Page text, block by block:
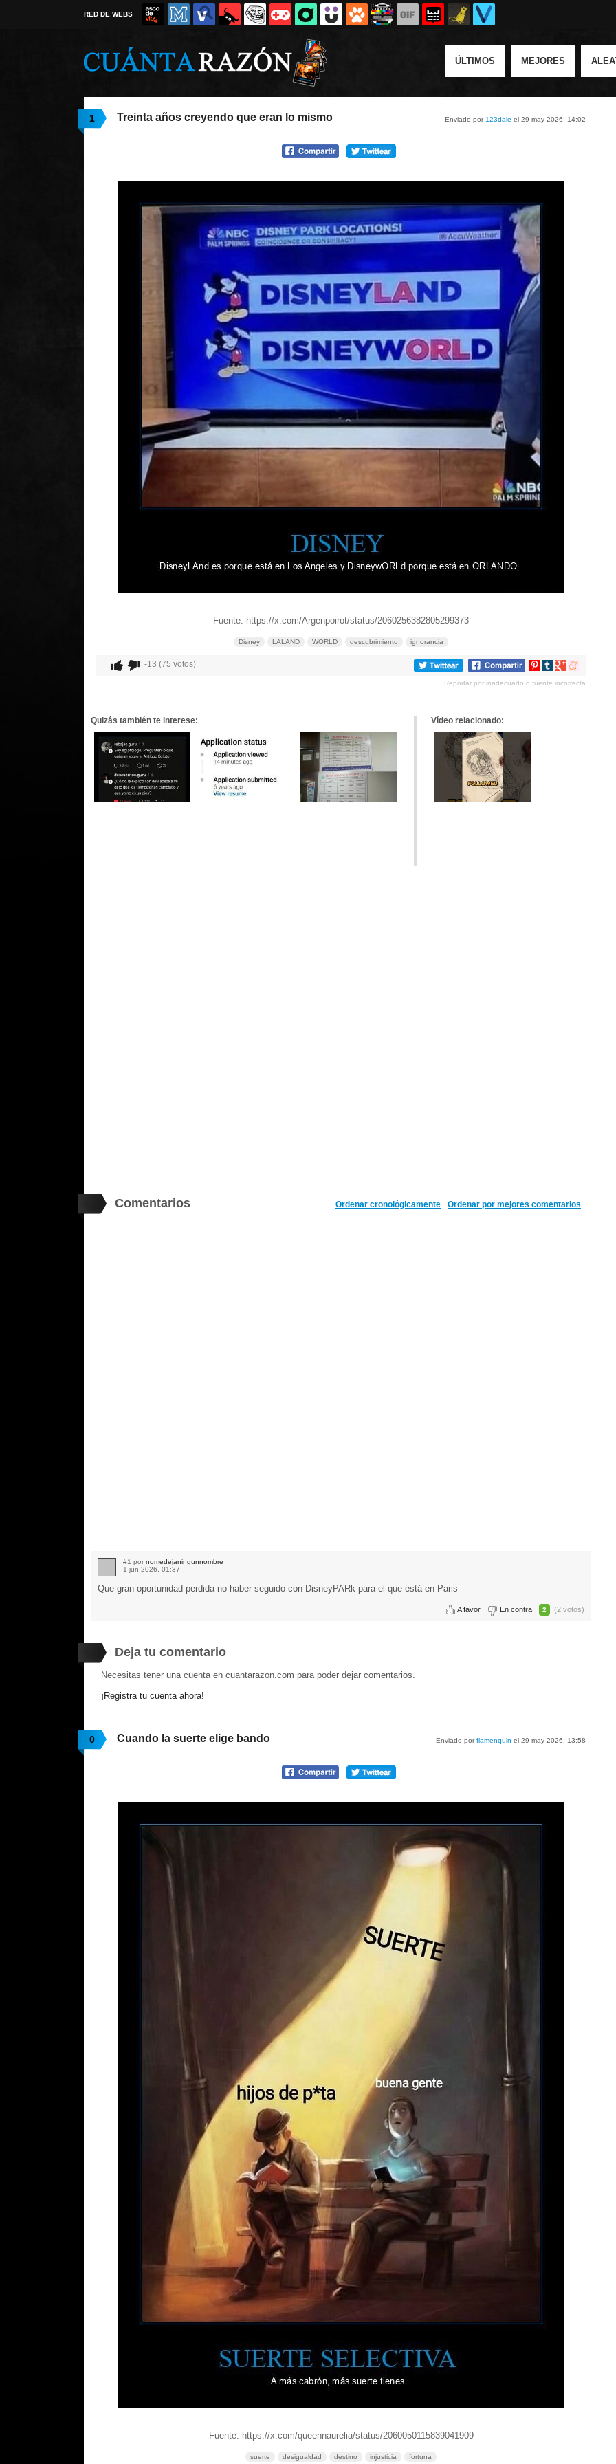
RED DE WEBS
ÚLTIMOS MEJORES
1 Enviado por 123dale el 29 may 2026, 14:02
Treinta años creyendo que eran lo mismo
Fuente: https://x.com/Argenpoirot/status/2060256382805299373
Disney LALAND WORLD descubrimiento ignorancia
-13 (75 votos)
Compartir
Pinterest
Compartir
tumblr
Compartir
Google+
Compartir
meneame
Reportar por inadecuado o fuente incorrecta
Quizás también te interese: Vídeo relacionado:
Comentarios Ordenar por mejores comentarios
Ordenar cronológicamente
#1 por nomedejaningunnombre
1 jun 2026, 01:37
Que gran oportunidad perdida no haber seguido con DisneyPARk para el que está en Paris
A favor En contra 2 (2 votos)
Deja tu comentario
Necesitas tener una cuenta en cuantarazon.com para poder dejar comentarios.
¡Registra tu cuenta ahora!
0 Enviado porflamenquin el 29 may 2026, 13:58
Cuando la suerte elige bando
Fuente: https://x.com/queennaurelia/status/2060050115839041909
suerte desigualdad destino injusticia fortuna